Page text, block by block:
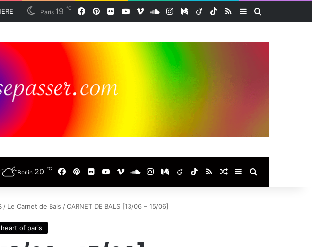
Paris 19 ℃ Facebook
Pinterest
FlickrYouTube
VimeoSoundCloud
Instagram
Medium
ViadeoTikTokRSSSidebar (barre
Berlin 20 ℃ Facebook
Pinterest
Flickr YouTube
VimeoSoundCloud
InstagramMedium
ViadeoTikTok
RSS Article Aléatoire
Sidebar (barre
/ Le Carnet de Bals /CARNET DE BALS [13/06 – 15/06]
of paris